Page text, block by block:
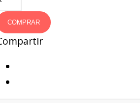
COMPRAR